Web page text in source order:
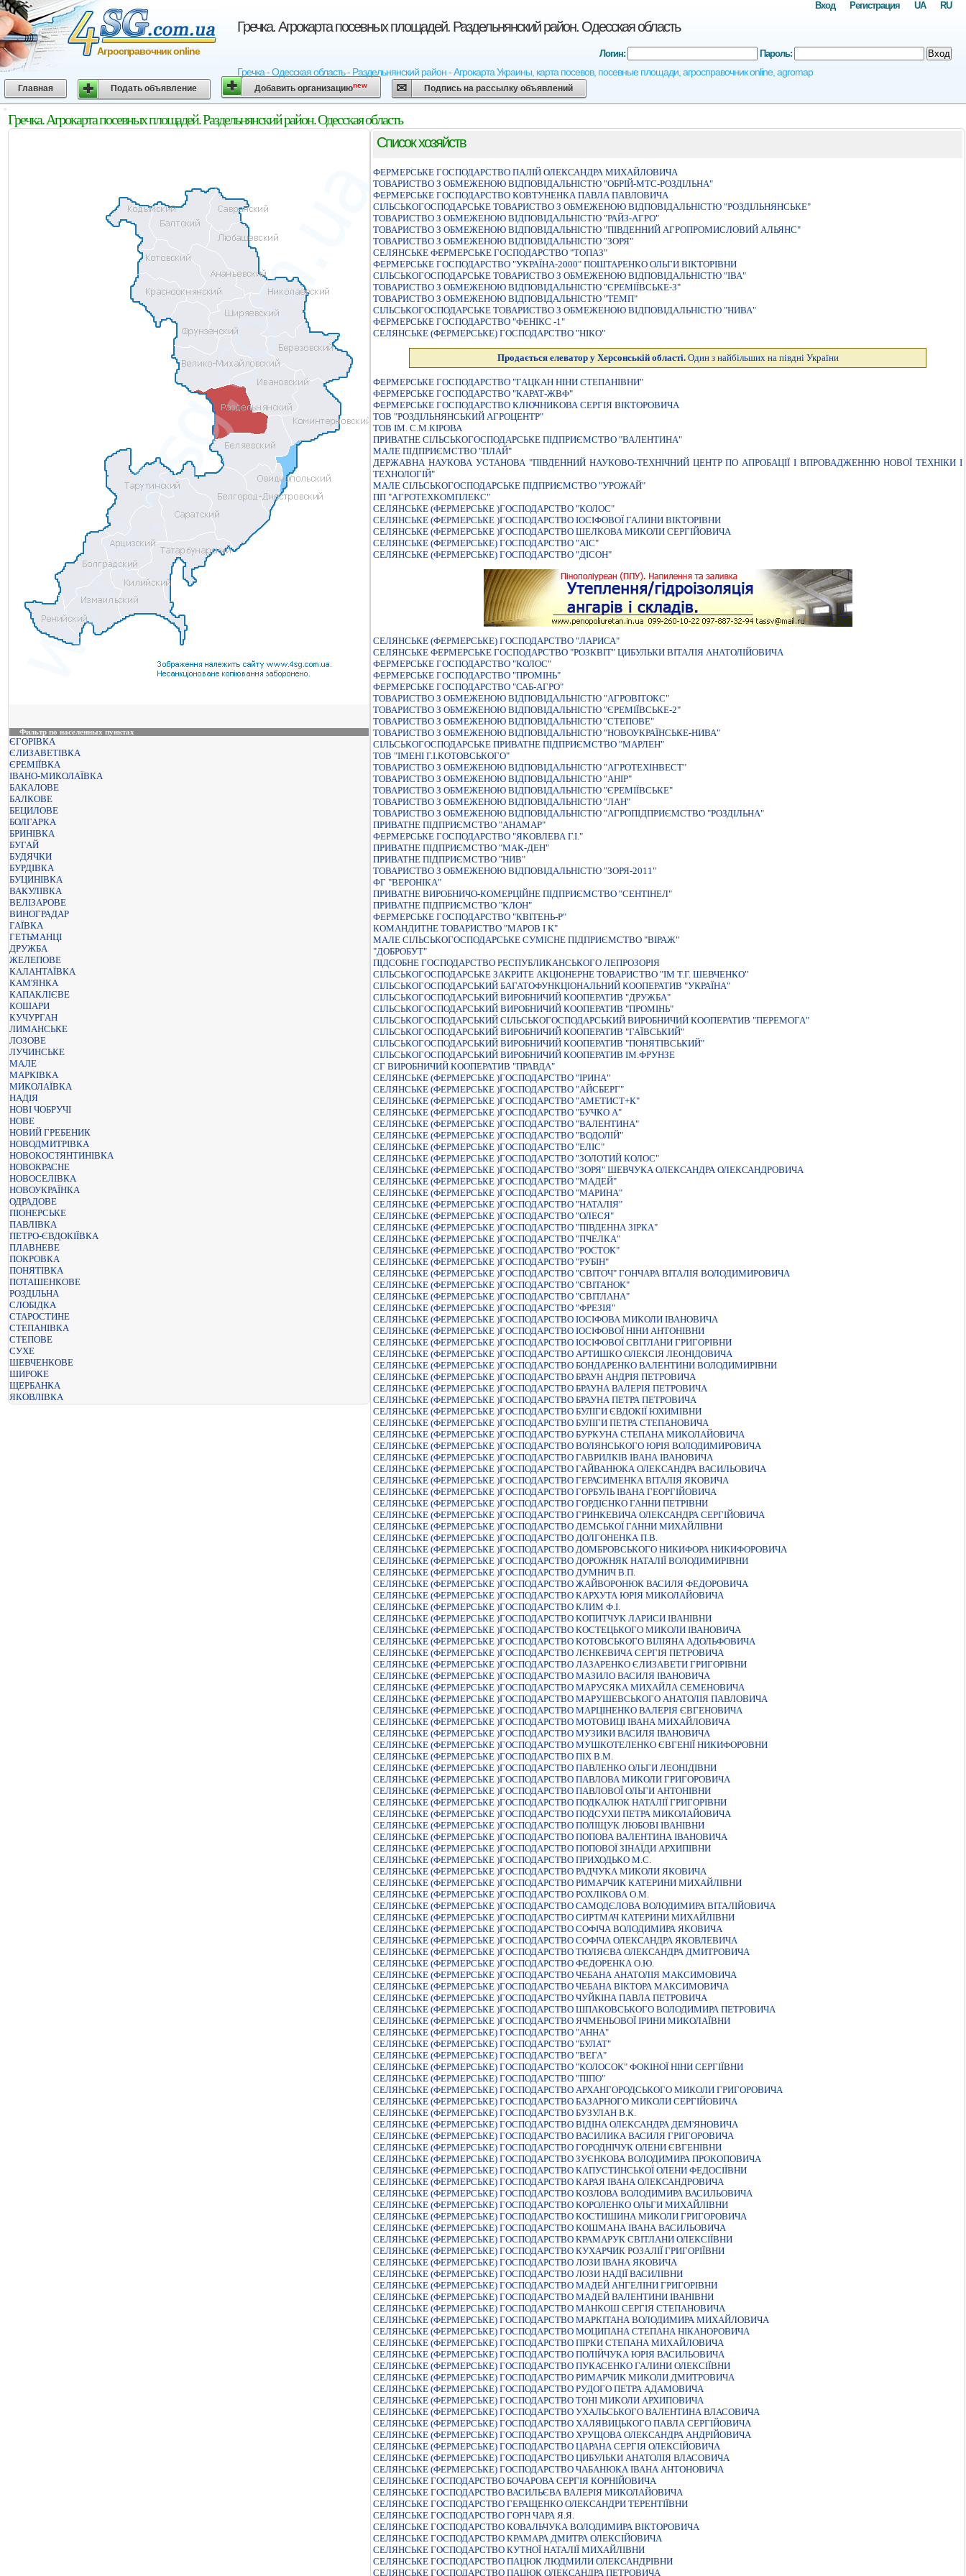
Гречка. Агрокарта посевных площадей. Раздельнянский район. Одесская область
Гречка - Одесская область - Раздельнянский район - Агрокарта Украины, карта посевов, посевные площади, агросправочник online, agromap
Агросправочник online
RU
UA
Регистрация
Вход
Логин: Пароль: Вход
Главная Подать объявление Добавить организациюnew Подпись на рассылку объявлений
Гречка. Агрокарта посевных площадей. Раздельнянский район. Одесская область
Фильтр по населенных пунктах
ЄГОРІВКА
ЄЛИЗАВЕТІВКА
ЄРЕМІЇВКА
ІВАНО-МИКОЛАЇВКА
БАКАЛОВЕ
БАЛКОВЕ
БЕЦИЛОВЕ
БОЛГАРКА
БРИНІВКА
БУГАЙ
БУДЯЧКИ
БУРДІВКА
БУЦИНІВКА
ВАКУЛІВКА
ВЕЛІЗАРОВЕ
ВИНОГРАДАР
ГАЇВКА
ГЕТЬМАНЦІ
ДРУЖБА
ЖЕЛЕПОВЕ
КАЛАНТАЇВКА
КАМ'ЯНКА
КАПАКЛІЄВЕ
КОШАРИ
КУЧУРГАН
ЛИМАНСЬКЕ
ЛОЗОВЕ
ЛУЧИНСЬКЕ
МАЛЕ
МАРКІВКА
МИКОЛАЇВКА
НАДІЯ
НОВІ ЧОБРУЧІ
НОВЕ
НОВИЙ ГРЕБЕНИК
НОВОДМИТРІВКА
НОВОКОСТЯНТИНІВКА
НОВОКРАСНЕ
НОВОСЕЛІВКА
НОВОУКРАЇНКА
ОДРАДОВЕ
ПІОНЕРСЬКЕ
ПАВЛІВКА
ПЕТРО-ЄВДОКІЇВКА
ПЛАВНЕВЕ
ПОКРОВКА
ПОНЯТІВКА
ПОТАШЕНКОВЕ
РОЗДІЛЬНА
СЛОБІДКА
СТАРОСТИНЕ
СТЕПАНІВКА
СТЕПОВЕ
СУХЕ
ШЕВЧЕНКОВЕ
ШИРОКЕ
ЩЕРБАНКА
ЯКОВЛІВКА
Список хозяйств
ФЕРМЕРСЬКЕ ГОСПОДАРСТВО ПАЛIЙ ОЛЕКСАНДРА МИХАЙЛОВИЧА
ТОВАРИСТВО З ОБМЕЖЕНОЮ ВIДПОВIДАЛЬНIСТЮ "ОБРIЙ-МТС-РОЗДIЛЬНА"
ФЕРМЕРСЬКЕ ГОСПОДАРСТВО КОВТУНЕНКА ПАВЛА ПАВЛОВИЧА
СIЛЬСЬКОГОСПОДАРСЬКЕ ТОВАРИСТВО З ОБМЕЖЕНОЮ ВIДПОВIДАЛЬНIСТЮ "РОЗДIЛЬНЯНСЬКЕ"
ТОВАРИСТВО З ОБМЕЖЕНОЮ ВIДПОВIДАЛЬНIСТЮ "РАЙЗ-АГРО"
ТОВАРИСТВО З ОБМЕЖЕНОЮ ВІДПОВІДАЛЬНІСТЮ "ПІВДЕННИЙ АГРОПРОМИСЛОВИЙ АЛЬЯНС"
ТОВАРИСТВО З ОБМЕЖЕНОЮ ВIДПОВIДАЛЬНIСТЮ "ЗОРЯ"
СЕЛЯНСЬКЕ ФЕРМЕРСЬКЕ ГОСПОДАРСТВО "ТОПАЗ"
ФЕРМЕРСЬКЕ ГОСПОДАРСТВО "УКРАЇНА-2000" ПОШТАРЕНКО ОЛЬГИ ВIКТОРIВНИ
СIЛЬСЬКОГОСПОДАРСЬКЕ ТОВАРИСТВО З ОБМЕЖЕНОЮ ВIДПОВIДАЛЬНIСТЮ "IВА"
ТОВАРИСТВО З ОБМЕЖЕНОЮ ВIДПОВIДАЛЬНIСТЮ "ЄРЕМIЇВСЬКЕ-3"
ТОВАРИСТВО З ОБМЕЖЕНОЮ ВIДПОВIДАЛЬНIСТЮ "ТЕМП"
СIЛЬСЬКОГОСПОДАРСЬКЕ ТОВАРИСТВО З ОБМЕЖЕНОЮ ВIДПОВIДАЛЬНIСТЮ "НИВА"
ФЕРМЕРСЬКЕ ГОСПОДАРСТВО "ФЕНIКС -1"
СЕЛЯНСЬКЕ (ФЕРМЕРСЬКЕ) ГОСПОДАРСТВО "НІКО"
Продається елеватор у Херсонській області. Один з найбільших на півдні України
ФЕРМЕРСЬКЕ ГОСПОДАРСТВО "ГАЦКАН НIНИ СТЕПАНIВНИ"
ФЕРМЕРСЬКЕ ГОСПОДАРСТВО "КАРАТ-ЖВФ"
ФЕРМЕРСЬКЕ ГОСПОДАРСТВО КЛЮЧНИКОВА СЕРГIЯ ВIКТОРОВИЧА
ТОВ "РОЗДІЛЬНЯНСЬКИЙ АГРОЦЕНТР"
ТОВ ІМ. С.М.КІРОВА
ПРИВАТНЕ СIЛЬСЬКОГОСПОДАРСЬКЕ ПIДПРИЄМСТВО "ВАЛЕНТИНА"
МАЛЕ ПIДПРИЄМСТВО "ПЛАЙ"
ДЕРЖАВНА НАУКОВА УСТАНОВА "ПIВДЕННИЙ НАУКОВО-ТЕХНIЧНИЙ ЦЕНТР ПО АПРОБАЦIЇ I ВПРОВАДЖЕННЮ НОВОЇ ТЕХНIКИ I
ТЕХНОЛОГIЙ"
МАЛЕ СIЛЬСЬКОГОСПОДАРСЬКЕ ПIДПРИЄМСТВО "УРОЖАЙ"
ПП "АГРОТЕХКОМПЛЕКС"
СЕЛЯНСЬКЕ (ФЕРМЕРСЬКЕ )ГОСПОДАРСТВО "КОЛОС"
СЕЛЯНСЬКЕ (ФЕРМЕРСЬКЕ )ГОСПОДАРСТВО ІОСІФОВОЇ ГАЛИНИ ВІКТОРІВНИ
СЕЛЯНСЬКЕ (ФЕРМЕРСЬКЕ )ГОСПОДАРСТВО ШЕЛКОВА МИКОЛИ СЕРГIЙОВИЧА
СЕЛЯНСЬКЕ (ФЕРМЕРСЬКЕ) ГОСПОДАРСТВО "АIС"
СЕЛЯНСЬКЕ (ФЕРМЕРСЬКЕ) ГОСПОДАРСТВО "ДIСОН"
СЕЛЯНСЬКЕ (ФЕРМЕРСЬКЕ) ГОСПОДАРСТВО "ЛАРИСА"
СЕЛЯНСЬКЕ ФЕРМЕРСЬКЕ ГОСПОДАРСТВО "РОЗКВIТ" ЦИБУЛЬКИ ВIТАЛIЯ АНАТОЛIЙОВИЧА
ФЕРМЕРСЬКЕ ГОСПОДАРСТВО "КОЛОС"
ФЕРМЕРСЬКЕ ГОСПОДАРСТВО "ПРОМІНЬ"
ФЕРМЕРСЬКЕ ГОСПОДАРСТВО "САБ-АГРО"
ТОВАРИСТВО З ОБМЕЖЕНОЮ ВIДПОВIДАЛЬНIСТЮ "АГРОВIТОКС"
ТОВАРИСТВО З ОБМЕЖЕНОЮ ВIДПОВIДАЛЬНIСТЮ "ЄРЕМIЇВСЬКЕ-2"
ТОВАРИСТВО З ОБМЕЖЕНОЮ ВIДПОВIДАЛЬНIСТЮ "СТЕПОВЕ"
ТОВАРИСТВО З ОБМЕЖЕНОЮ ВІДПОВІДАЛЬНІСТЮ "НОВОУКРАЇНСЬКЕ-НИВА"
СIЛЬСЬКОГОСПОДАРСЬКЕ ПРИВАТНЕ ПIДПРИЄМСТВО "МАРЛЕН"
ТОВ "ІМЕНІ Г.І.КОТОВСЬКОГО"
ТОВАРИСТВО З ОБМЕЖЕНОЮ ВIДПОВIДАЛЬНIСТЮ "АГРОТЕХIНВЕСТ"
ТОВАРИСТВО З ОБМЕЖЕНОЮ ВIДПОВIДАЛЬНIСТЮ "АНIР"
ТОВАРИСТВО З ОБМЕЖЕНОЮ ВIДПОВIДАЛЬНIСТЮ "ЄРЕМIЇВСЬКЕ"
ТОВАРИСТВО З ОБМЕЖЕНОЮ ВIДПОВIДАЛЬНIСТЮ "ЛАН"
ТОВАРИСТВО З ОБМЕЖЕНОЮ ВІДПОВІДАЛЬНІСТЮ "АГРОПІДПРИЄМСТВО "РОЗДІЛЬНА"
ПРИВАТНЕ ПIДПРИЄМСТВО "АНАМАР"
ФЕРМЕРСЬКЕ ГОСПОДАРСТВО "ЯКОВЛЕВА Г.I."
ПРИВАТНЕ ПIДПРИЄМСТВО "МАК-ДЕН"
ПРИВАТНЕ ПIДПРИЄМСТВО "НИВ"
ТОВАРИСТВО З ОБМЕЖЕНОЮ ВIДПОВIДАЛЬНIСТЮ "ЗОРЯ-2011"
ФГ "ВЕРОНІКА"
ПРИВАТНЕ ВИРОБНИЧО-КОМЕРЦІЙНЕ ПІДПРИЄМСТВО "СЕНТІНЕЛ"
ПРИВАТНЕ ПIДПРИЄМСТВО "КЛОН"
ФЕРМЕРСЬКЕ ГОСПОДАРСТВО "КВIТЕНЬ-Р"
КОМАНДИТНЕ ТОВАРИСТВО "МАРОВ I К"
МАЛЕ СIЛЬСЬКОГОСПОДАРСЬКЕ СУМIСНЕ ПIДПРИЄМСТВО "ВIРАЖ"
"ДОБРОБУТ"
ПIДСОБНЕ ГОСПОДАРСТВО РЕСПУБЛИКАНСЬКОГО ЛЕПРОЗОРIЯ
СIЛЬСЬКОГОСПОДАРСЬКЕ ЗАКРИТЕ АКЦIОНЕРНЕ ТОВАРИСТВО "IМ Т.Г. ШЕВЧЕНКО"
СIЛЬСЬКОГОСПОДАРСЬКИЙ БАГАТОФУНКЦIОНАЛЬНИЙ КООПЕРАТИВ "УКРАЇНА"
СIЛЬСЬКОГОСПОДАРСЬКИЙ ВИРОБНИЧИЙ КООПЕРАТИВ "ДРУЖБА"
СIЛЬСЬКОГОСПОДАРСЬКИЙ ВИРОБНИЧИЙ КООПЕРАТИВ "ПРОМIНЬ"
СIЛЬСЬКОГОСПОДАРСЬКИЙ СIЛЬСЬКОГОСПОДАРСЬКИЙ ВИРОБНИЧИЙ КООПЕРАТИВ "ПЕРЕМОГА"
СІЛЬСЬКОГОСПОДАРСЬКИЙ ВИРОБНИЧИЙ КООПЕРАТИВ "ГАЇВСЬКИЙ"
СІЛЬСЬКОГОСПОДАРСЬКИЙ ВИРОБНИЧИЙ КООПЕРАТИВ "ПОНЯТІВСЬКИЙ"
СІЛЬСЬКОГОСПОДАРСЬКИЙ ВИРОБНИЧИЙ КООПЕРАТИВ ІМ.ФРУНЗЕ
СГ ВИРОБНИЧИЙ КООПЕРАТИВ "ПРАВДА"
СЕЛЯНСЬКЕ (ФЕРМЕРСЬКЕ )ГОСПОДАРСТВО "ІРИНА"
СЕЛЯНСЬКЕ (ФЕРМЕРСЬКЕ )ГОСПОДАРСТВО "АЙСБЕРГ"
СЕЛЯНСЬКЕ (ФЕРМЕРСЬКЕ )ГОСПОДАРСТВО "АМЕТИСТ+К"
СЕЛЯНСЬКЕ (ФЕРМЕРСЬКЕ )ГОСПОДАРСТВО "БУЧКО А"
СЕЛЯНСЬКЕ (ФЕРМЕРСЬКЕ )ГОСПОДАРСТВО "ВАЛЕНТИНА"
СЕЛЯНСЬКЕ (ФЕРМЕРСЬКЕ )ГОСПОДАРСТВО "ВОДОЛІЙ"
СЕЛЯНСЬКЕ (ФЕРМЕРСЬКЕ )ГОСПОДАРСТВО "ЕЛІС"
СЕЛЯНСЬКЕ (ФЕРМЕРСЬКЕ )ГОСПОДАРСТВО "ЗОЛОТИЙ КОЛОС"
СЕЛЯНСЬКЕ (ФЕРМЕРСЬКЕ )ГОСПОДАРСТВО "ЗОРЯ" ШЕВЧУКА ОЛЕКСАНДРА ОЛЕКСАНДРОВИЧА
СЕЛЯНСЬКЕ (ФЕРМЕРСЬКЕ )ГОСПОДАРСТВО "МАДЕЙ"
СЕЛЯНСЬКЕ (ФЕРМЕРСЬКЕ )ГОСПОДАРСТВО "МАРИНА"
СЕЛЯНСЬКЕ (ФЕРМЕРСЬКЕ )ГОСПОДАРСТВО "НАТАЛІЯ"
СЕЛЯНСЬКЕ (ФЕРМЕРСЬКЕ )ГОСПОДАРСТВО "ОЛЕСЯ"
СЕЛЯНСЬКЕ (ФЕРМЕРСЬКЕ )ГОСПОДАРСТВО "ПІВДЕННА ЗІРКА"
СЕЛЯНСЬКЕ (ФЕРМЕРСЬКЕ )ГОСПОДАРСТВО "ПЧЕЛКА"
СЕЛЯНСЬКЕ (ФЕРМЕРСЬКЕ )ГОСПОДАРСТВО "РОСТОК"
СЕЛЯНСЬКЕ (ФЕРМЕРСЬКЕ )ГОСПОДАРСТВО "РУБІН"
СЕЛЯНСЬКЕ (ФЕРМЕРСЬКЕ )ГОСПОДАРСТВО "СВIТОЧ" ГОНЧАРА ВIТАЛIЯ ВОЛОДИМИРОВИЧА
СЕЛЯНСЬКЕ (ФЕРМЕРСЬКЕ )ГОСПОДАРСТВО "СВІТАНОК"
СЕЛЯНСЬКЕ (ФЕРМЕРСЬКЕ )ГОСПОДАРСТВО "СВІТЛАНА"
СЕЛЯНСЬКЕ (ФЕРМЕРСЬКЕ )ГОСПОДАРСТВО "ФРЕЗІЯ"
СЕЛЯНСЬКЕ (ФЕРМЕРСЬКЕ )ГОСПОДАРСТВО ІОСІФОВА МИКОЛИ ІВАНОВИЧА
СЕЛЯНСЬКЕ (ФЕРМЕРСЬКЕ )ГОСПОДАРСТВО ІОСІФОВОЇ НІНИ АНТОНІВНИ
СЕЛЯНСЬКЕ (ФЕРМЕРСЬКЕ )ГОСПОДАРСТВО ІОСІФОВОЇ СВІТЛАНИ ГРИГОРІВНИ
СЕЛЯНСЬКЕ (ФЕРМЕРСЬКЕ )ГОСПОДАРСТВО АРТИШКО ОЛЕКСІЯ ЛЕОНІДОВИЧА
СЕЛЯНСЬКЕ (ФЕРМЕРСЬКЕ )ГОСПОДАРСТВО БОНДАРЕНКО ВАЛЕНТИНИ ВОЛОДИМИРIВНИ
СЕЛЯНСЬКЕ (ФЕРМЕРСЬКЕ )ГОСПОДАРСТВО БРАУН АНДРІЯ ПЕТРОВИЧА
СЕЛЯНСЬКЕ (ФЕРМЕРСЬКЕ )ГОСПОДАРСТВО БРАУНА ВАЛЕРІЯ ПЕТРОВИЧА
СЕЛЯНСЬКЕ (ФЕРМЕРСЬКЕ )ГОСПОДАРСТВО БРАУНА ПЕТРА ПЕТРОВИЧА
СЕЛЯНСЬКЕ (ФЕРМЕРСЬКЕ )ГОСПОДАРСТВО БУЛІГИ ЄВДОКІЇ ЮХИМІВНИ
СЕЛЯНСЬКЕ (ФЕРМЕРСЬКЕ )ГОСПОДАРСТВО БУЛІГИ ПЕТРА СТЕПАНОВИЧА
СЕЛЯНСЬКЕ (ФЕРМЕРСЬКЕ )ГОСПОДАРСТВО БУРКУНА СТЕПАНА МИКОЛАЙОВИЧА
СЕЛЯНСЬКЕ (ФЕРМЕРСЬКЕ )ГОСПОДАРСТВО ВОЛЯНСЬКОГО ЮРIЯ ВОЛОДИМИРОВИЧА
СЕЛЯНСЬКЕ (ФЕРМЕРСЬКЕ )ГОСПОДАРСТВО ГАВРИЛКІВ ІВАНА ІВАНОВИЧА
СЕЛЯНСЬКЕ (ФЕРМЕРСЬКЕ )ГОСПОДАРСТВО ГАЙВАНЮКА ОЛЕКСАНДРА ВАСИЛЬОВИЧА
СЕЛЯНСЬКЕ (ФЕРМЕРСЬКЕ )ГОСПОДАРСТВО ГЕРАСИМЕНКА ВІТАЛІЯ ЯКОВИЧА
СЕЛЯНСЬКЕ (ФЕРМЕРСЬКЕ )ГОСПОДАРСТВО ГОРБУЛЬ ІВАНА ГЕОРГІЙОВИЧА
СЕЛЯНСЬКЕ (ФЕРМЕРСЬКЕ )ГОСПОДАРСТВО ГОРДIЄНКО ГАННИ ПЕТРIВНИ
СЕЛЯНСЬКЕ (ФЕРМЕРСЬКЕ )ГОСПОДАРСТВО ГРИНКЕВИЧА ОЛЕКСАНДРА СЕРГIЙОВИЧА
СЕЛЯНСЬКЕ (ФЕРМЕРСЬКЕ )ГОСПОДАРСТВО ДЕМСЬКОЇ ГАННИ МИХАЙЛІВНИ
СЕЛЯНСЬКЕ (ФЕРМЕРСЬКЕ )ГОСПОДАРСТВО ДОЛГОНЕНКА П.В.
СЕЛЯНСЬКЕ (ФЕРМЕРСЬКЕ )ГОСПОДАРСТВО ДОМБРОВСЬКОГО НИКИФОРА НИКИФОРОВИЧА
СЕЛЯНСЬКЕ (ФЕРМЕРСЬКЕ )ГОСПОДАРСТВО ДОРОЖНЯК НАТАЛIЇ ВОЛОДИМИРIВНИ
СЕЛЯНСЬКЕ (ФЕРМЕРСЬКЕ )ГОСПОДАРСТВО ДУМНИЧ В.П.
СЕЛЯНСЬКЕ (ФЕРМЕРСЬКЕ )ГОСПОДАРСТВО ЖАЙВОРОНЮК ВАСИЛЯ ФЕДОРОВИЧА
СЕЛЯНСЬКЕ (ФЕРМЕРСЬКЕ )ГОСПОДАРСТВО КАРХУТА ЮРІЯ МИКОЛАЙОВИЧА
СЕЛЯНСЬКЕ (ФЕРМЕРСЬКЕ )ГОСПОДАРСТВО КЛИМ Ф.І.
СЕЛЯНСЬКЕ (ФЕРМЕРСЬКЕ )ГОСПОДАРСТВО КОПИТЧУК ЛАРИСИ ІВАНІВНИ
СЕЛЯНСЬКЕ (ФЕРМЕРСЬКЕ )ГОСПОДАРСТВО КОСТЕЦЬКОГО МИКОЛИ ІВАНОВИЧА
СЕЛЯНСЬКЕ (ФЕРМЕРСЬКЕ )ГОСПОДАРСТВО КОТОВСЬКОГО ВIЛIЯНА АДОЛЬФОВИЧА
СЕЛЯНСЬКЕ (ФЕРМЕРСЬКЕ )ГОСПОДАРСТВО ЛЄНКЕВИЧА СЕРГІЯ ПЕТРОВИЧА
СЕЛЯНСЬКЕ (ФЕРМЕРСЬКЕ )ГОСПОДАРСТВО ЛАЗАРЕНКО ЄЛИЗАВЕТИ ГРИГОРІВНИ
СЕЛЯНСЬКЕ (ФЕРМЕРСЬКЕ )ГОСПОДАРСТВО МАЗИЛО ВАСИЛЯ ІВАНОВИЧА
СЕЛЯНСЬКЕ (ФЕРМЕРСЬКЕ )ГОСПОДАРСТВО МАРУСЯКА МИХАЙЛА СЕМЕНОВИЧА
СЕЛЯНСЬКЕ (ФЕРМЕРСЬКЕ )ГОСПОДАРСТВО МАРУШЕВСЬКОГО АНАТОЛІЯ ПАВЛОВИЧА
СЕЛЯНСЬКЕ (ФЕРМЕРСЬКЕ )ГОСПОДАРСТВО МАРЦIНЕНКО ВАЛЕРIЯ ЄВГЕНОВИЧА
СЕЛЯНСЬКЕ (ФЕРМЕРСЬКЕ )ГОСПОДАРСТВО МОТОВИЦI IВАНА МИХАЙЛОВИЧА
СЕЛЯНСЬКЕ (ФЕРМЕРСЬКЕ )ГОСПОДАРСТВО МУЗИКИ ВАСИЛЯ IВАНОВИЧА
СЕЛЯНСЬКЕ (ФЕРМЕРСЬКЕ )ГОСПОДАРСТВО МУШКОТЕЛЕНКО ЄВГЕНІЇ НИКИФОРОВНИ
СЕЛЯНСЬКЕ (ФЕРМЕРСЬКЕ )ГОСПОДАРСТВО ПIХ В.М.
СЕЛЯНСЬКЕ (ФЕРМЕРСЬКЕ )ГОСПОДАРСТВО ПАВЛЕНКО ОЛЬГИ ЛЕОНІДІВНИ
СЕЛЯНСЬКЕ (ФЕРМЕРСЬКЕ )ГОСПОДАРСТВО ПАВЛОВА МИКОЛИ ГРИГОРОВИЧА
СЕЛЯНСЬКЕ (ФЕРМЕРСЬКЕ )ГОСПОДАРСТВО ПАВЛОВОЇ ОЛЬГИ АНТОНІВНИ
СЕЛЯНСЬКЕ (ФЕРМЕРСЬКЕ )ГОСПОДАРСТВО ПОДКАЛЮК НАТАЛІЇ ГРИГОРІВНИ
СЕЛЯНСЬКЕ (ФЕРМЕРСЬКЕ )ГОСПОДАРСТВО ПОДСУХИ ПЕТРА МИКОЛАЙОВИЧА
СЕЛЯНСЬКЕ (ФЕРМЕРСЬКЕ )ГОСПОДАРСТВО ПОЛІЩУК ЛЮБОВІ ІВАНІВНИ
СЕЛЯНСЬКЕ (ФЕРМЕРСЬКЕ )ГОСПОДАРСТВО ПОПОВА ВАЛЕНТИНА IВАНОВИЧА
СЕЛЯНСЬКЕ (ФЕРМЕРСЬКЕ )ГОСПОДАРСТВО ПОПОВОЇ ЗIНАЇДИ АРХИПIВНИ
СЕЛЯНСЬКЕ (ФЕРМЕРСЬКЕ )ГОСПОДАРСТВО ПРИХОДЬКО М.С.
СЕЛЯНСЬКЕ (ФЕРМЕРСЬКЕ )ГОСПОДАРСТВО РАДЧУКА МИКОЛИ ЯКОВИЧА
СЕЛЯНСЬКЕ (ФЕРМЕРСЬКЕ )ГОСПОДАРСТВО РИМАРЧИК КАТЕРИНИ МИХАЙЛІВНИ
СЕЛЯНСЬКЕ (ФЕРМЕРСЬКЕ )ГОСПОДАРСТВО РОХЛІКОВА О.М.
СЕЛЯНСЬКЕ (ФЕРМЕРСЬКЕ )ГОСПОДАРСТВО САМОДЄЛОВА ВОЛОДИМИРА ВІТАЛІЙОВИЧА
СЕЛЯНСЬКЕ (ФЕРМЕРСЬКЕ )ГОСПОДАРСТВО СИРТМАЧ КАТЕРИНИ МИХАЙЛІВНИ
СЕЛЯНСЬКЕ (ФЕРМЕРСЬКЕ )ГОСПОДАРСТВО СОФІЧА ВОЛОДИМИРА ЯКОВИЧА
СЕЛЯНСЬКЕ (ФЕРМЕРСЬКЕ )ГОСПОДАРСТВО СОФІЧА ОЛЕКСАНДРА ЯКОВЛЕВИЧА
СЕЛЯНСЬКЕ (ФЕРМЕРСЬКЕ )ГОСПОДАРСТВО ТЮЛЯЄВА ОЛЕКСАНДРА ДМИТРОВИЧА
СЕЛЯНСЬКЕ (ФЕРМЕРСЬКЕ )ГОСПОДАРСТВО ФЕДОРЕНКА О.Ю.
СЕЛЯНСЬКЕ (ФЕРМЕРСЬКЕ )ГОСПОДАРСТВО ЧЕБАНА АНАТОЛІЯ МАКСИМОВИЧА
СЕЛЯНСЬКЕ (ФЕРМЕРСЬКЕ )ГОСПОДАРСТВО ЧЕБАНА ВІКТОРА МАКСИМОВИЧА
СЕЛЯНСЬКЕ (ФЕРМЕРСЬКЕ )ГОСПОДАРСТВО ЧУЙКІНА ПАВЛА ПЕТРОВИЧА
СЕЛЯНСЬКЕ (ФЕРМЕРСЬКЕ )ГОСПОДАРСТВО ШПАКОВСЬКОГО ВОЛОДИМИРА ПЕТРОВИЧА
СЕЛЯНСЬКЕ (ФЕРМЕРСЬКЕ )ГОСПОДАРСТВО ЯЧМЕНЬОВОЇ ІРИНИ МИКОЛАЇВНИ
СЕЛЯНСЬКЕ (ФЕРМЕРСЬКЕ) ГОСПОДАРСТВО "АННА"
СЕЛЯНСЬКЕ (ФЕРМЕРСЬКЕ) ГОСПОДАРСТВО "БУЛАТ"
СЕЛЯНСЬКЕ (ФЕРМЕРСЬКЕ) ГОСПОДАРСТВО "ВЕГА"
СЕЛЯНСЬКЕ (ФЕРМЕРСЬКЕ) ГОСПОДАРСТВО "КОЛОСОК" ФОКІНОЇ НІНИ СЕРГІЇВНИ
СЕЛЯНСЬКЕ (ФЕРМЕРСЬКЕ) ГОСПОДАРСТВО "ПIПО"
СЕЛЯНСЬКЕ (ФЕРМЕРСЬКЕ) ГОСПОДАРСТВО АРХАНГОРОДСЬКОГО МИКОЛИ ГРИГОРОВИЧА
СЕЛЯНСЬКЕ (ФЕРМЕРСЬКЕ) ГОСПОДАРСТВО БАЗАРНОГО МИКОЛИ СЕРГIЙОВИЧА
СЕЛЯНСЬКЕ (ФЕРМЕРСЬКЕ) ГОСПОДАРСТВО БУЗУЛАН В.К.
СЕЛЯНСЬКЕ (ФЕРМЕРСЬКЕ) ГОСПОДАРСТВО ВІДІНА ОЛЕКСАНДРА ДЕМ'ЯНОВИЧА
СЕЛЯНСЬКЕ (ФЕРМЕРСЬКЕ) ГОСПОДАРСТВО ВАСИЛИКА ВАСИЛЯ ГРИГОРОВИЧА
СЕЛЯНСЬКЕ (ФЕРМЕРСЬКЕ) ГОСПОДАРСТВО ГОРОДНІЧУК ОЛЕНИ ЄВГЕНІВНИ
СЕЛЯНСЬКЕ (ФЕРМЕРСЬКЕ) ГОСПОДАРСТВО ЗУЄНКОВА ВОЛОДИМИРА ПРОКОПОВИЧА
СЕЛЯНСЬКЕ (ФЕРМЕРСЬКЕ) ГОСПОДАРСТВО КАПУСТИНСЬКОЇ ОЛЕНИ ФЕДОСIЇВНИ
СЕЛЯНСЬКЕ (ФЕРМЕРСЬКЕ) ГОСПОДАРСТВО КАРАЯ ІВАНА ОЛЕКСАНДРОВИЧА
СЕЛЯНСЬКЕ (ФЕРМЕРСЬКЕ) ГОСПОДАРСТВО КОЗЛОВА ВОЛОДИМИРА ВАСИЛЬОВИЧА
СЕЛЯНСЬКЕ (ФЕРМЕРСЬКЕ) ГОСПОДАРСТВО КОРОЛЕНКО ОЛЬГИ МИХАЙЛІВНИ
СЕЛЯНСЬКЕ (ФЕРМЕРСЬКЕ) ГОСПОДАРСТВО КОСТИШИНА МИКОЛИ ГРИГОРОВИЧА
СЕЛЯНСЬКЕ (ФЕРМЕРСЬКЕ) ГОСПОДАРСТВО КОШМАНА ІВАНА ВАСИЛЬОВИЧА
СЕЛЯНСЬКЕ (ФЕРМЕРСЬКЕ) ГОСПОДАРСТВО КРАМАРУК СВIТЛАНИ ОЛЕКСIЇВНИ
СЕЛЯНСЬКЕ (ФЕРМЕРСЬКЕ) ГОСПОДАРСТВО КУХАРЧИК РОЗАЛІЇ ГРИГОРІЇВНИ
СЕЛЯНСЬКЕ (ФЕРМЕРСЬКЕ) ГОСПОДАРСТВО ЛОЗИ ІВАНА ЯКОВИЧА
СЕЛЯНСЬКЕ (ФЕРМЕРСЬКЕ) ГОСПОДАРСТВО ЛОЗИ НАДІЇ ВАСИЛІВНИ
СЕЛЯНСЬКЕ (ФЕРМЕРСЬКЕ) ГОСПОДАРСТВО МАДЕЙ АНГЕЛІНИ ГРИГОРІВНИ
СЕЛЯНСЬКЕ (ФЕРМЕРСЬКЕ) ГОСПОДАРСТВО МАДЕЙ ВАЛЕНТИНИ ІВАНІВНИ
СЕЛЯНСЬКЕ (ФЕРМЕРСЬКЕ) ГОСПОДАРСТВО МАНКОШ СЕРГIЯ СТЕПАНОВИЧА
СЕЛЯНСЬКЕ (ФЕРМЕРСЬКЕ) ГОСПОДАРСТВО МАРКІТАНА ВОЛОДИМИРА МИХАЙЛОВИЧА
СЕЛЯНСЬКЕ (ФЕРМЕРСЬКЕ) ГОСПОДАРСТВО МОЦИПАНА СТЕПАНА НIКАНОРОВИЧА
СЕЛЯНСЬКЕ (ФЕРМЕРСЬКЕ) ГОСПОДАРСТВО ПIРКИ СТЕПАНА МИХАЙЛОВИЧА
СЕЛЯНСЬКЕ (ФЕРМЕРСЬКЕ) ГОСПОДАРСТВО ПОЛІЙЧУКА ЮРІЯ ВАСИЛЬОВИЧА
СЕЛЯНСЬКЕ (ФЕРМЕРСЬКЕ) ГОСПОДАРСТВО ПУКАСЕНКО ГАЛИНИ ОЛЕКСІЇВНИ
СЕЛЯНСЬКЕ (ФЕРМЕРСЬКЕ) ГОСПОДАРСТВО РИМАРЧИК МИКОЛИ ДМИТРОВИЧА
СЕЛЯНСЬКЕ (ФЕРМЕРСЬКЕ) ГОСПОДАРСТВО РУДОГО ПЕТРА АДАМОВИЧА
СЕЛЯНСЬКЕ (ФЕРМЕРСЬКЕ) ГОСПОДАРСТВО ТОНІ МИКОЛИ АРХИПОВИЧА
СЕЛЯНСЬКЕ (ФЕРМЕРСЬКЕ) ГОСПОДАРСТВО УХАЛЬСЬКОГО ВАЛЕНТИНА ВЛАСОВИЧА
СЕЛЯНСЬКЕ (ФЕРМЕРСЬКЕ) ГОСПОДАРСТВО ХАЛЯВИЦЬКОГО ПАВЛА СЕРГIЙОВИЧА
СЕЛЯНСЬКЕ (ФЕРМЕРСЬКЕ) ГОСПОДАРСТВО ХРУЩОВА ОЛЕКСАНДРА АНДРIЙОВИЧА
СЕЛЯНСЬКЕ (ФЕРМЕРСЬКЕ) ГОСПОДАРСТВО ЦАРАНА СЕРГІЯ ОЛЕКСІЙОВИЧА
СЕЛЯНСЬКЕ (ФЕРМЕРСЬКЕ) ГОСПОДАРСТВО ЦИБУЛЬКИ АНАТОЛIЯ ВЛАСОВИЧА
СЕЛЯНСЬКЕ (ФЕРМЕРСЬКЕ) ГОСПОДАРСТВО ЧАБАНЮКА ІВАНА АНТОНОВИЧА
СЕЛЯНСЬКЕ ГОСПОДАРСТВО БОЧАРОВА СЕРГIЯ КОРНIЙОВИЧА
СЕЛЯНСЬКЕ ГОСПОДАРСТВО ВАСИЛЬЄВА ВАЛЕРIЯ МИКОЛАЙОВИЧА
СЕЛЯНСЬКЕ ГОСПОДАРСТВО ГЕРАЩЕНКО ОЛЕКСАНДРИ ТЕРЕНТIЇВНИ
СЕЛЯНСЬКЕ ГОСПОДАРСТВО ГОРН ЧАРА Я.Я.
СЕЛЯНСЬКЕ ГОСПОДАРСТВО КОВАЛЬЧУКА ВОЛОДИМИРА ВIКТОРОВИЧА
СЕЛЯНСЬКЕ ГОСПОДАРСТВО КРАМАРА ДМИТРА ОЛЕКСIЙОВИЧА
СЕЛЯНСЬКЕ ГОСПОДАРСТВО КУТНОЇ НАТАЛІЇ МИХАЙЛІВНИ
СЕЛЯНСЬКЕ ГОСПОДАРСТВО ПАЦЮК ЛЮДМИЛИ ОЛЕКСАНДРIВНИ
СЕЛЯНСЬКЕ ГОСПОДАРСТВО ПАЦЮК ОЛЕКСАНДРА ПЕТРОВИЧА